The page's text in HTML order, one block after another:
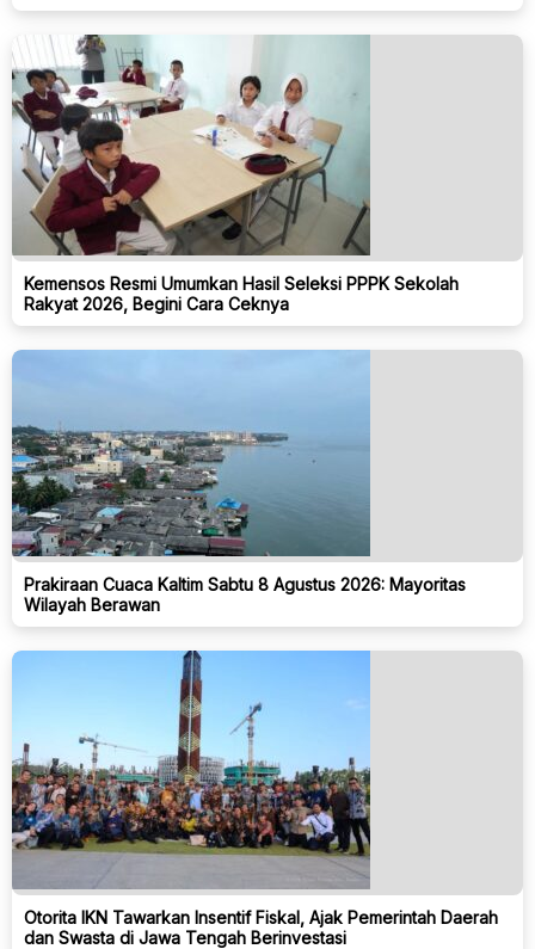
Kemensos Resmi Umumkan Hasil Seleksi PPPK Sekolah
Rakyat 2026, Begini Cara Ceknya
Prakiraan Cuaca Kaltim Sabtu 8 Agustus 2026: Mayoritas
Wilayah Berawan
Otorita IKN Tawarkan Insentif Fiskal, Ajak Pemerintah Daerah
dan Swasta di Jawa Tengah Berinvestasi